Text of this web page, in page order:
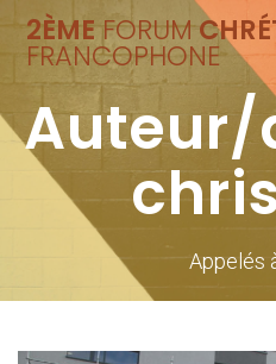
2ÈMEFORUM
FRANCOPHONE
Auteur/
Appelés